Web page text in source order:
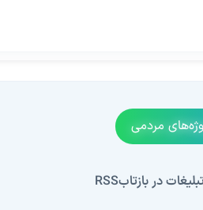
مردمی
در بازتابRSS